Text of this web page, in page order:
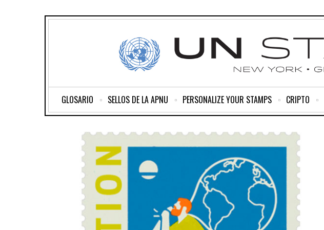
GLOSARIO SELLOS DE LA APNU PERSONALIZE YOUR STAMPS CRIPTO